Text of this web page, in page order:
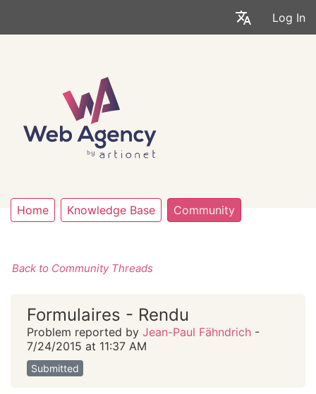
Log In
Home Knowledge Base Community
Back to Community Threads
Formulaires - Rendu
Problem reported by Jean-Paul Fähndrich -
7/24/2015 at 11:37 AM
Submitted